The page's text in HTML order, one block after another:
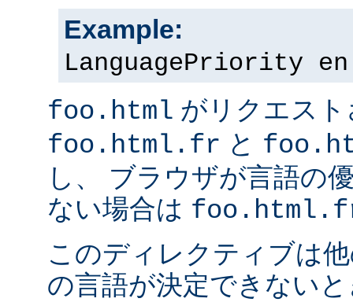
Example:
LanguagePriority
foo.html がリクエスト
foo.html.fr と
し、 ブラウザが言語の
ない場合は
このディレクティブは
の言語が決定できない